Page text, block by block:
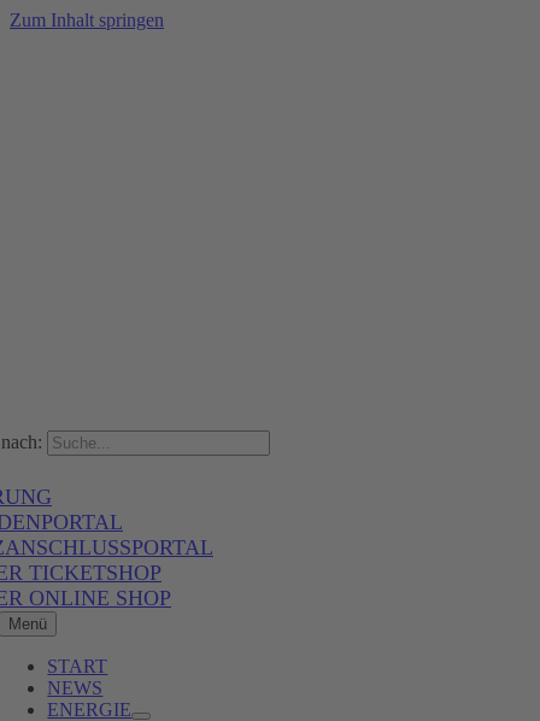
Zum Inhalt springen
TICKETSHOP
ONLINE SHOP
Menü
START
NEWS
ENERGIE